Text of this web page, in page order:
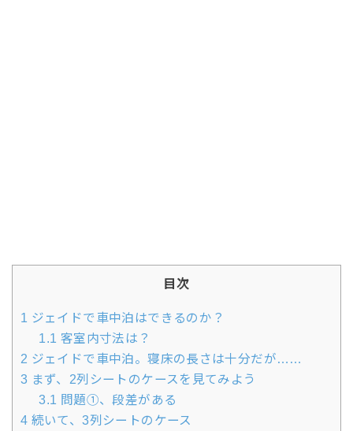
目次
1 ジェイドで車中泊はできるのか？
1.1 客室内寸法は？
2 ジェイドで車中泊。寝床の長さは十分だが……
3 まず、2列シートのケースを見てみよう
3.1 問題①、段差がある
4 続いて、3列シートのケース